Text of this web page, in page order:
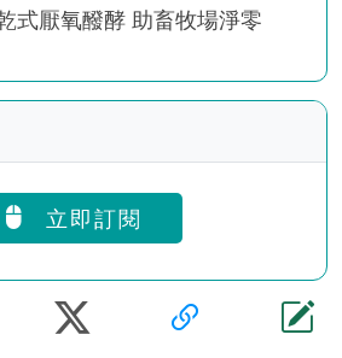
式厭氧醱酵 助畜牧場淨零
立即訂閱